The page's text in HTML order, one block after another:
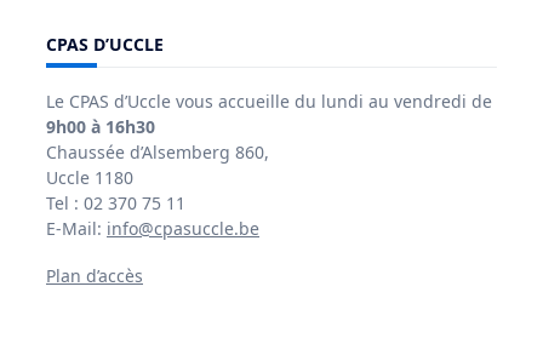
CPAS D’UCCLE
Le CPAS d’Uccle vous accueille du lundi au vendredi de
9h00 à 16h30
Chaussée d’Alsemberg 860,
Uccle 1180
Tel : 02 370 75 11
E-Mail: info@cpasuccle.be
Plan d’accès